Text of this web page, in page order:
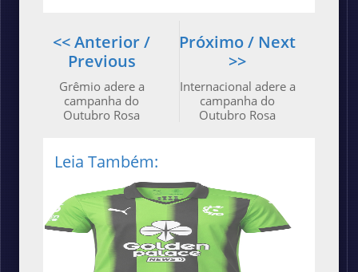
Próximo / Next
>>
Internacional adere a
campanha do
Outubro Rosa
<< Anterior /
Previous
Grêmio adere a
campanha do
Outubro Rosa
Leia Também: